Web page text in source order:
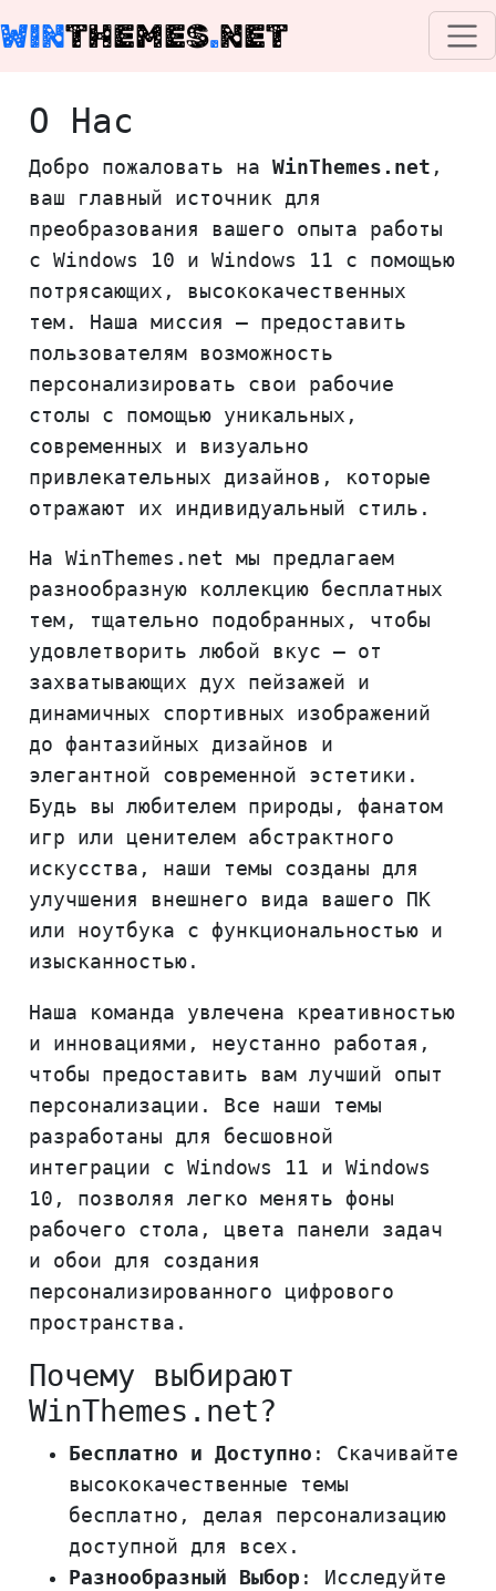
WINTHEMES.NET
О Нас
Добро пожаловать наWinThemes.net ,
ваш главный источник для
преобразования вашего опыта работы
с Windows 10 и Windows 11 с помощью
потрясающих, высококачественных
тем. Наша миссия – предоставить
пользователям возможность
персонализировать свои рабочие
столы с помощью уникальных,
современных и визуально
привлекательных дизайнов, которые
отражают их индивидуальный стиль.
На WinThemes.net мы предлагаем
разнообразную коллекцию бесплатных
тем, тщательно подобранных, чтобы
удовлетворить любой вкус – от
захватывающих дух пейзажей и
динамичных спортивных изображений
до фантазийных дизайнов и
элегантной современной эстетики.
Будь вы любителем природы, фанатом
игр или ценителем абстрактного
искусства, наши темы созданы для
улучшения внешнего вида вашего ПК
или ноутбука с функциональностью и
изысканностью.
Наша команда увлечена креативностью
и инновациями, неустанно работая,
чтобы предоставить вам лучший опыт
персонализации. Все наши темы
разработаны для бесшовной
интеграции с Windows 11 и Windows
10, позволяя легко менять фоны
рабочего стола, цвета панели задач
и обои для создания
персонализированного цифрового
пространства.
Почему выбирают
WinThemes.net?
Бесплатно и Доступно : Скачивайте
высококачественные темы
бесплатно, делая персонализацию
доступной для всех.
Разнообразный Выбор : Исследуйте